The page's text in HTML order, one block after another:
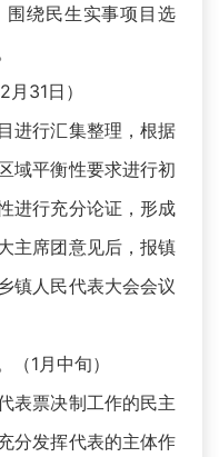
绕民生实事项目选
31日）
行汇集整理，根据
域平衡性要求进行初
进行充分论证，形成
主席团意见后，报镇
镇人民代表大会会议
1月中旬）
票决制工作的民主
分发挥代表的主体作